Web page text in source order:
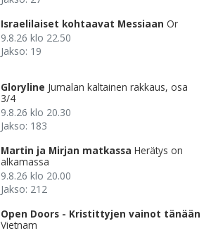
Israelilaiset kohtaavat Messiaan Or
9.8.26 klo 22.50
Jakso: 19
Gloryline Jumalan kaltainen rakkaus, osa
3/4
9.8.26 klo 20.30
Jakso: 183
Martin ja Mirjan matkassa Herätys on
alkamassa
9.8.26 klo 20.00
Jakso: 212
Open Doors - Kristittyjen vainot tänään
Vietnam